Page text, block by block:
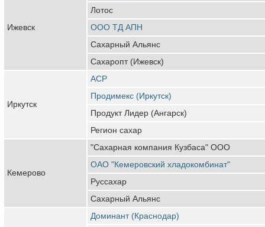
Ижевск
Лотос
ООО ТД АПН
Сахарный Альянс
Сахаропт (Ижевск)
Иркутск
АСР
Продимекс (Иркутск)
Продукт Лидер (Ангарск)
Регион сахар
Кемерово
"Сахарная компания Кузбаса" ООО
ОАО "Кемеровский хладокомбинат"
Руссахар
Сахарный Альянс
Доминант (Краснодар)